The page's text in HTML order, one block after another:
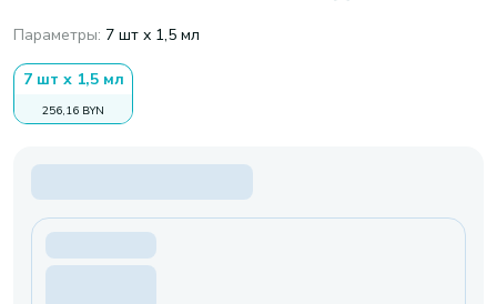
Параметры: 7 шт х 1,5 мл
7 шт х 1,5 мл
256,16 BYN